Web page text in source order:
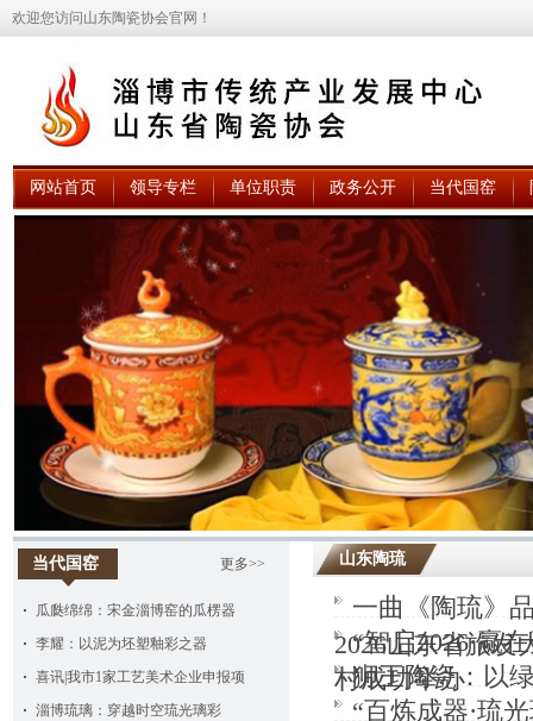
欢迎您访问山东陶瓷协会官网！
网站首页 领导专栏 单位职责 政务公开 当代国窑
更多>>
当代国窑
瓜瓞绵绵：宋金淄博窑的瓜楞器
李耀：以泥为坯塑釉彩之器
喜讯|我市1家工艺美术企业申报项
淄博琉璃：穿越时空琉光璃彩
山东陶琉
一曲《陶琉》
2026山东省旅发
“智启2026·赢
村成功举办
狮王陶瓷：以
“百炼成器·琉